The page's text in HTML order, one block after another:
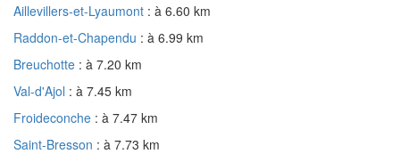
Aillevillers-et-Lyaumont : à 6.60 km
Raddon-et-Chapendu : à 6.99 km
Breuchotte : à 7.20 km
Val-d'Ajol : à 7.45 km
Froideconche : à 7.47 km
Saint-Bresson : à 7.73 km